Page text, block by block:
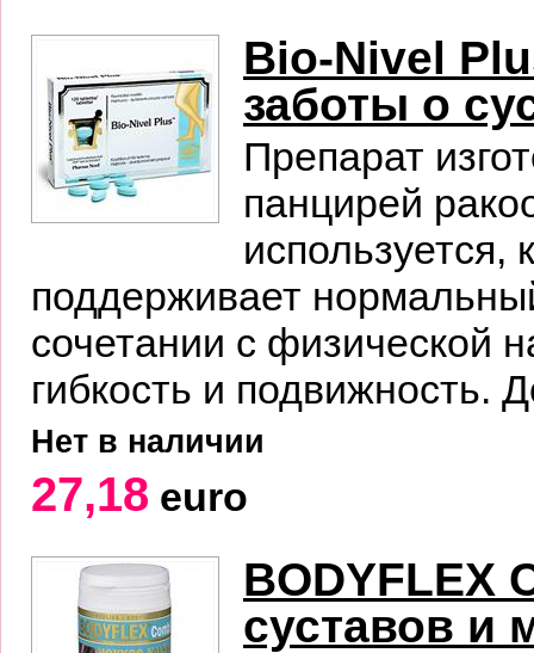
Bio-Nivel
заботы о
Препарат
панцирей
используется,
поддерживает
сочетании с физической
гибкость и подвижность.
Нет в наличии
27,18 euro
BODYFLEX
суставов